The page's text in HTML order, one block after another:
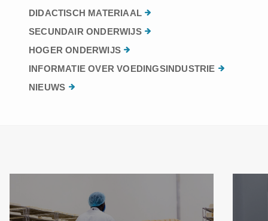
DIDACTISCH MATERIAAL
SECUNDAIR ONDERWIJS
HOGER ONDERWIJS
INFORMATIE OVER VOEDINGSINDUSTRIE
NIEUWS